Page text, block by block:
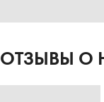
ОТЗЫВЫ О